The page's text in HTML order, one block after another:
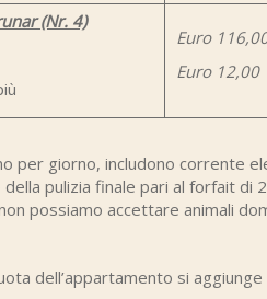
(Nr. 4)
Euro
Euro 12,00
per giorno, includono corrente
pulizia finale pari al forfait di
possiamo accettare animali
dell’appartamento si